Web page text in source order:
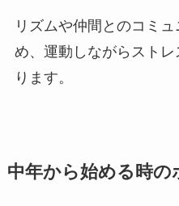
リズムや仲間とのコミ
め、運動しながらスト
ります。
中年から始める時の